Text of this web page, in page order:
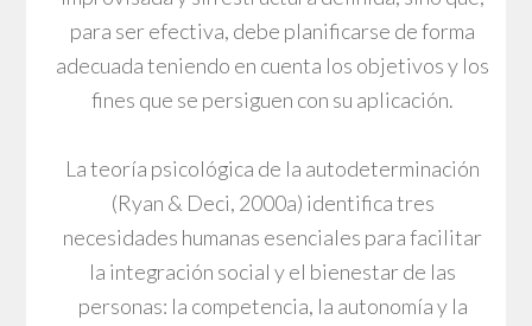
para ser efectiva, debe planificarse de forma
adecuada teniendo en cuenta los objetivos y los
fines que se persiguen con su aplicación.
La teoría psicológica de la autodeterminación
(Ryan & Deci, 2000a) identifica tres
necesidades humanas esenciales para facilitar
la integración social y el bienestar de las
personas: la competencia, la autonomía y la